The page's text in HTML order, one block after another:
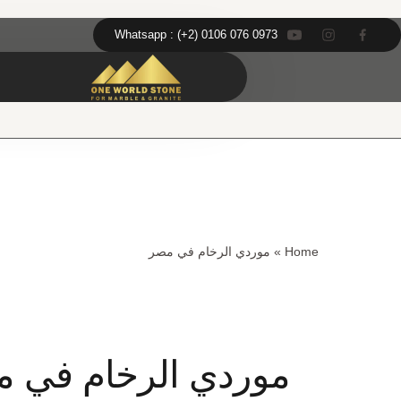
Whatsapp : (+2) 0106 076 0973
إلى
المحتوى
to
content
Home
» موردي الرخام في مصر
موردي الرخام في